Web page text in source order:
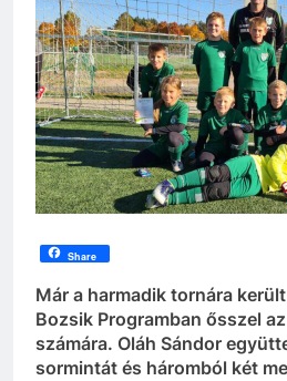
Share
Már a harmadik tornára
Bozsik Programban ősszel
számára. Oláh Sándor
sormintát és háromból két